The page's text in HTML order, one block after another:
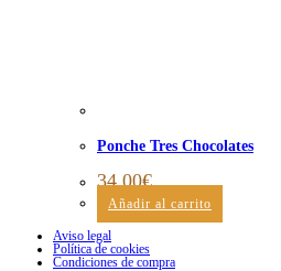
Ponche Tres Chocolates
34,00€
Añadir al carrito
Aviso legal
Política de cookies
Condiciones de compra